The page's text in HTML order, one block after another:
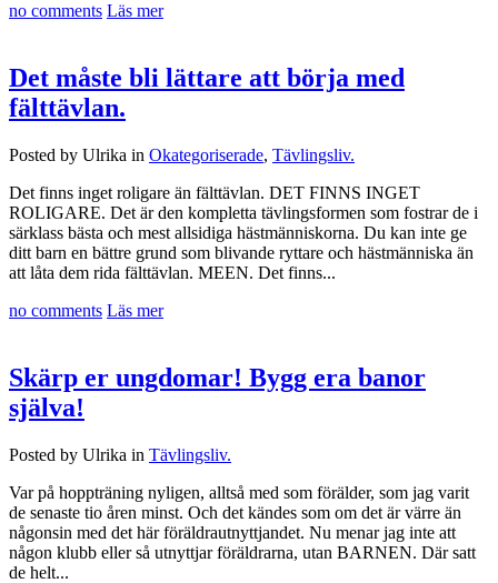
no comments Läs mer
Det måste bli lättare att börja med
fälttävlan.
Posted by Ulrika in Okategoriserade, Tävlingsliv.
Det finns inget roligare än fälttävlan. DET FINNS INGET
ROLIGARE. Det är den kompletta tävlingsformen som fostrar de i
särklass bästa och mest allsidiga hästmänniskorna. Du kan inte ge
ditt barn en bättre grund som blivande ryttare och hästmänniska än
att låta dem rida fälttävlan. MEEN. Det finns...
no comments Läs mer
Skärp er ungdomar! Bygg era banor
själva!
Posted by Ulrika in Tävlingsliv.
Var på hoppträning nyligen, alltså med som förälder, som jag varit
de senaste tio åren minst. Och det kändes som om det är värre än
någonsin med det här föräldrautnyttjandet. Nu menar jag inte att
någon klubb eller så utnyttjar föräldrarna, utan BARNEN. Där satt
de helt...